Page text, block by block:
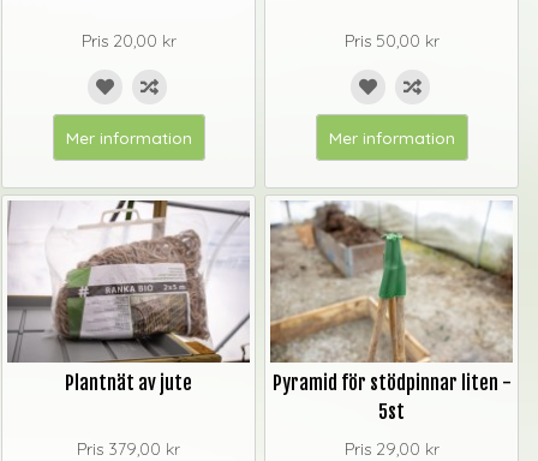
Pris 20,00 kr
Mer information
Pris 50,00 kr
Mer information
Plantnät av jute
Pris 379,00 kr
Pyramid för stödpinnar liten -
5st
Pris 29,00 kr